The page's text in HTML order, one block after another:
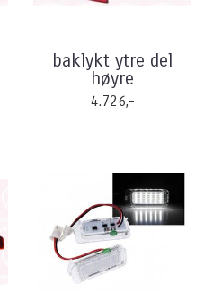
baklykt ytre del
høyre
4.726,-